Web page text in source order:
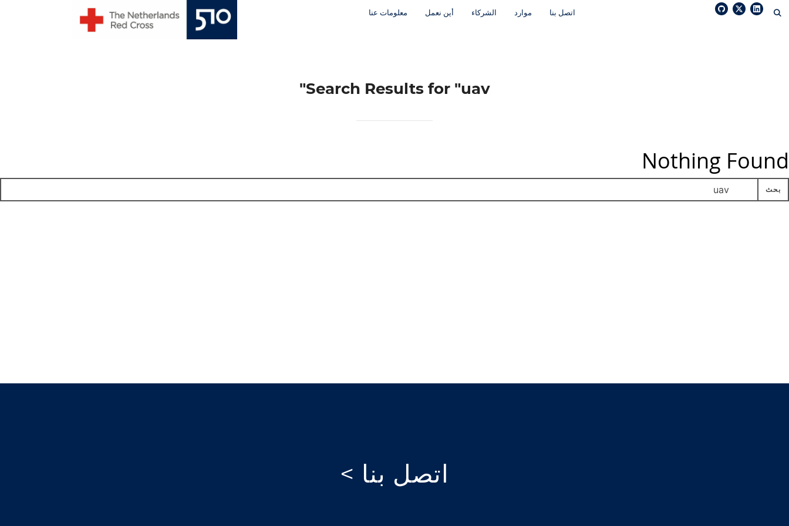
معلومات عنا أين نعمل الشركاء موارد اتصل بنا
Search Results for "uav"
Nothing Found
اتصل بنا >